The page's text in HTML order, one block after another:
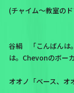
(チャイム〜教室の
谷絹 「こんばんは
は。Chevonのボー
オオノ「ベース、オ